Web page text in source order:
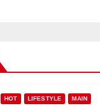
HOT LIFESTYLE MAIN